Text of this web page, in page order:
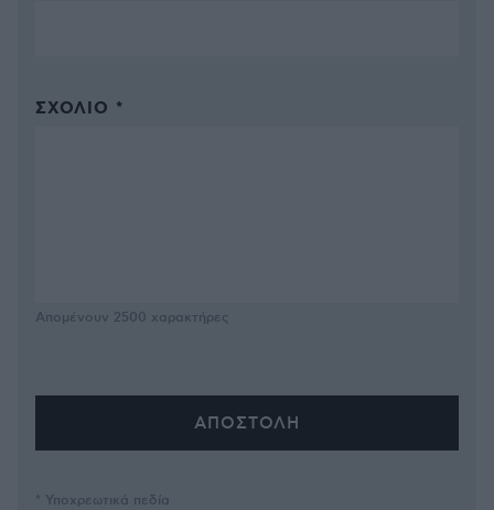
ΣΧΌΛΙΟ *
Απομένουν 2500 χαρακτήρες
* Υποχρεωτικά πεδία